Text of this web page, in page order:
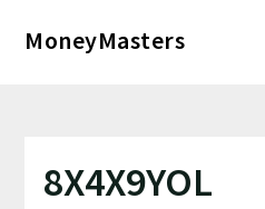
MoneyMasters
8X4X9YOL